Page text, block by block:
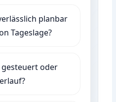
planbar
Tageslage?
gesteuert oder